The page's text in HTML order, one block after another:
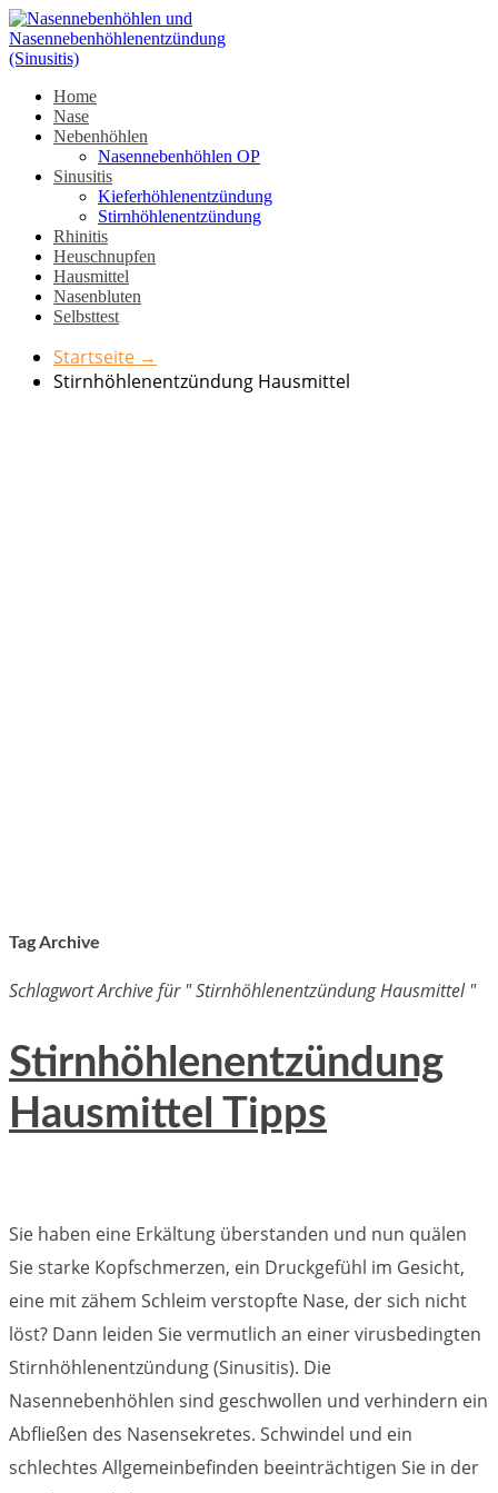
Home
Nase
Nebenhöhlen
Nasennebenhöhlen OP
Sinusitis
Kieferhöhlenentzündung
Stirnhöhlenentzündung
Rhinitis
Heuschnupfen
Hausmittel
Nasenbluten
Selbsttest
Startseite →
Stirnhöhlenentzündung Hausmittel
Tag Archive
Schlagwort Archive für " Stirnhöhlenentzündung Hausmittel "
Stirnhöhlenentzündung
Hausmittel Tipps
Sie haben eine Erkältung überstanden und nun quälen
Sie starke Kopfschmerzen, ein Druckgefühl im Gesicht,
eine mit zähem Schleim verstopfte Nase, der sich nicht
löst? Dann leiden Sie vermutlich an einer virusbedingten
Stirnhöhlenentzündung (Sinusitis). Die
Nasennebenhöhlen sind geschwollen und verhindern ein
Abfließen des Nasensekretes. Schwindel und ein
schlechtes Allgemeinbefinden beeinträchtigen Sie in der